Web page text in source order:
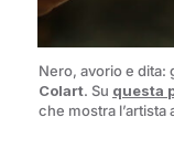
Nero, avorio e dita:
Colart. Su questa
che mostra l’artista